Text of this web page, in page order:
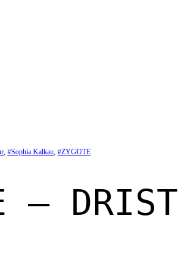
, Sophia Kalkau, ZYGOTE
–